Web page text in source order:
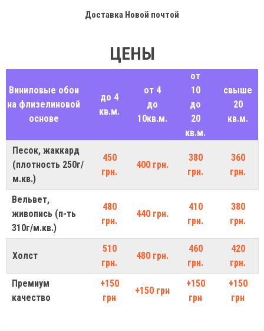
Доставка Новой почтой
ЦЕНЫ
Виниловые обои
на флизелиновой
основе
до 4
кв.м.
от 4
до
10кв.м.
от
10
до
20
кв.м.
свыше
20
кв.м.
Песок, жаккард
(плотность 250г/
м.кв.)
450
грн.
400 грн.
380
грн.
360
грн.
Вельвет,
живопись (п-ть
310г/м.кв.)
480
грн.
440 грн.
410
грн.
380
грн.
Холст
510
грн.
480 грн.
460
грн.
420
грн.
Премиум
качество
+150
грн
+150 грн
+150
грн
+150
грн